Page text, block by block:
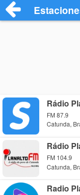
Rádio
FM 87.9
Catunda,
Rádio
FM 104.9
Catunda,
Radio